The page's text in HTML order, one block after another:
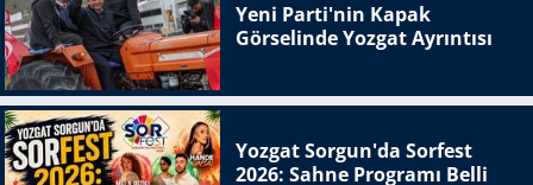
Yeni Parti'nin Kapak
Görselinde Yozgat Ayrıntısı
Yozgat Sorgun'da Sorfest
2026: Sahne Programı Belli